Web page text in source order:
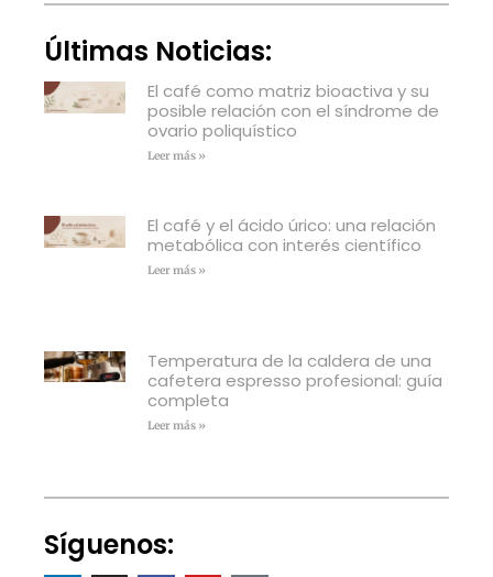
Últimas Noticias:
El café como matriz bioactiva y su
posible relación con el síndrome de
ovario poliquístico
Leer más »
El café y el ácido úrico: una relación
metabólica con interés científico
Leer más »
Temperatura de la caldera de una
cafetera espresso profesional: guía
completa
Leer más »
Síguenos: